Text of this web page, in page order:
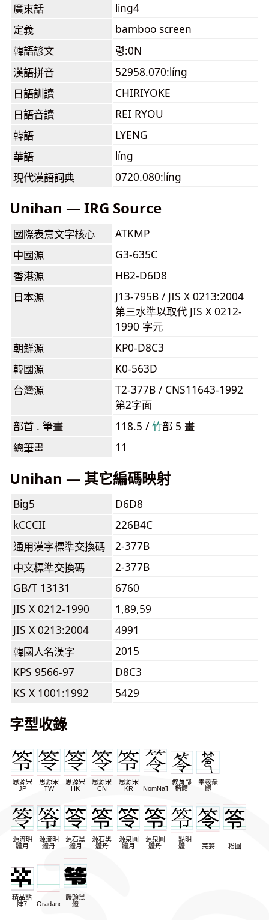
廣東話
ling4
定義
bamboo screen
韓語諺文
령:0N
漢語拼音
52958.070:líng
日語訓讀
CHIRIYOKE
日語音讀
REI RYOU
韓語
LYENG
華語
líng
現代漢語詞典
0720.080:líng
Unihan — IRG Source
國際表意文字核心
ATKMP
中國源
G3-635C
香港源
HB2-D6D8
日本源
J13-795B / JIS X 0213:2004
第三水準以取代 JIS X 0212-
1990 字元
朝鮮源
KP0-D8C3
韓國源
K0-563D
台灣源
T2-377B / CNS11643-1992
第2字面
部首 . 筆畫
118.5 /⽵部 5 畫
總筆畫
11
Unihan — 其它編碼映射
Big5
D6D8
kCCCII
226B4C
通用漢字標準交換碼
2-377B
中文標準交換碼
2-377B
GB/T 13131
6760
JIS X 0212-1990
1,89,59
JIS X 0213:2004
4991
韓國人名漢字
2015
KPS 9566-97
D8C3
KS X 1001:1992
5429
字型收錄
思源宋
JP
思源宋
TW
思源宋
HK
思源宋
CN
思源宋
KR
NomNaTong
教育部
楷體
崇羲篆
體
源流明
體月
源流明
體丹
源石黑
體月
源石黑
體丹
源泉圓
體月
源泉圓
體丹
一點明
體
芫荽 粉圓
精品點
陣7
Oradano
饅頭黑
體